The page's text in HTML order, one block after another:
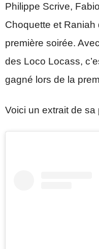
Philippe Scrive,
Choquette et Raniah
première soirée.
des Loco Locass,
gagné lors de la
Voici un extrait de sa